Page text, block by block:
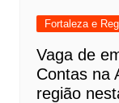
Fortaleza e
Vaga de
Contas na
região